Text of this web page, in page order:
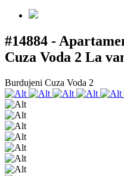
#14884 -
Cuza Voda 2 La
Burdujeni Cuza Voda 2